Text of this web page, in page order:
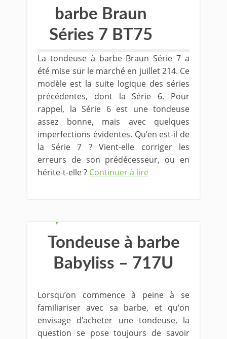
barbe Braun
Séries 7 BT75
La tondeuse à barbe Braun Série 7 a
été mise sur le marché en juillet 214. Ce
modèle est la suite logique des séries
précédentes, dont la Série 6. Pour
rappel, la Série 6 est une tondeuse
assez bonne, mais avec quelques
imperfections évidentes. Qu’en est-il de
la Série 7 ? Vient-elle corriger les
erreurs de son prédécesseur, ou en
hérite-t-elle ? Continuer à lire
Tondeuse à barbe
Babyliss – 717U
Lorsqu’on commence à peine à se
familiariser avec sa barbe, et qu’on
envisage d’acheter une tondeuse, la
question se pose toujours de savoir